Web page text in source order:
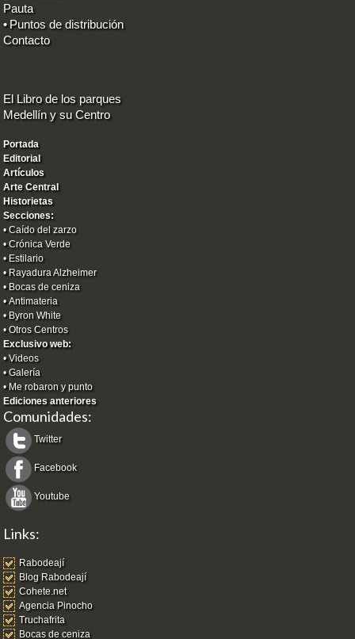
Pauta
• Puntos de distribución
Contacto
El Libro de los parques
Medellín y su Centro
Portada
Editorial
Artículos
Arte Central
Historietas
Secciones:
•Caído del zarzo
•Crónica Verde
•Estilario
•Rayadura Alzheimer
•Bocas de ceniza
•Antimateria
•Byron White
•Otros Centros
Exclusivo web:
•Videos
•Galería
•Me robaron y punto
Ediciones anteriores
Comunidades:
Twitter
Facebook
Youtube
Links:
Rabodeají
Blog Rabodeají
Cohete.net
Agencia Pinocho
Truchafrita
Bocas de ceniza